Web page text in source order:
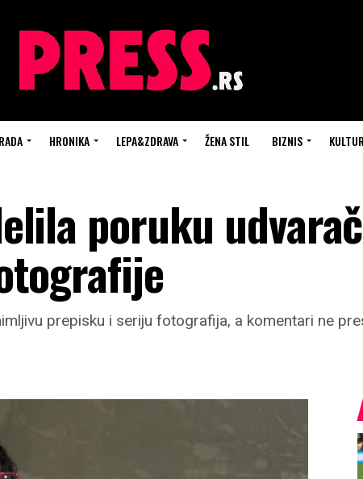
HRONIKA LEPA&ZDRAVA ŽENA STIL BIZNIS
poruku
prepisku i seriju fotografija, a komentari ne